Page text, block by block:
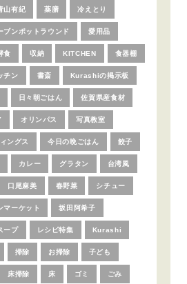
山有紀 薬膳 冷えとり
ブンポットラウンド 愛用品
食 収納 KITCHEN 食器棚
チン 書斎 Kurashiの掲示板
日々朝ごはん 佐賀県産食材
オリンパス 写真教室
ングス 今日の晩ごはん 餃子
カレー グラタン 台湾風
口尾麻美 春野菜 シチュー
マーケット 坂田阿希子
ープ レシピ特集 Kurashi
掃除 お掃除 子ども
床掃除 床 ゴミ ごみ